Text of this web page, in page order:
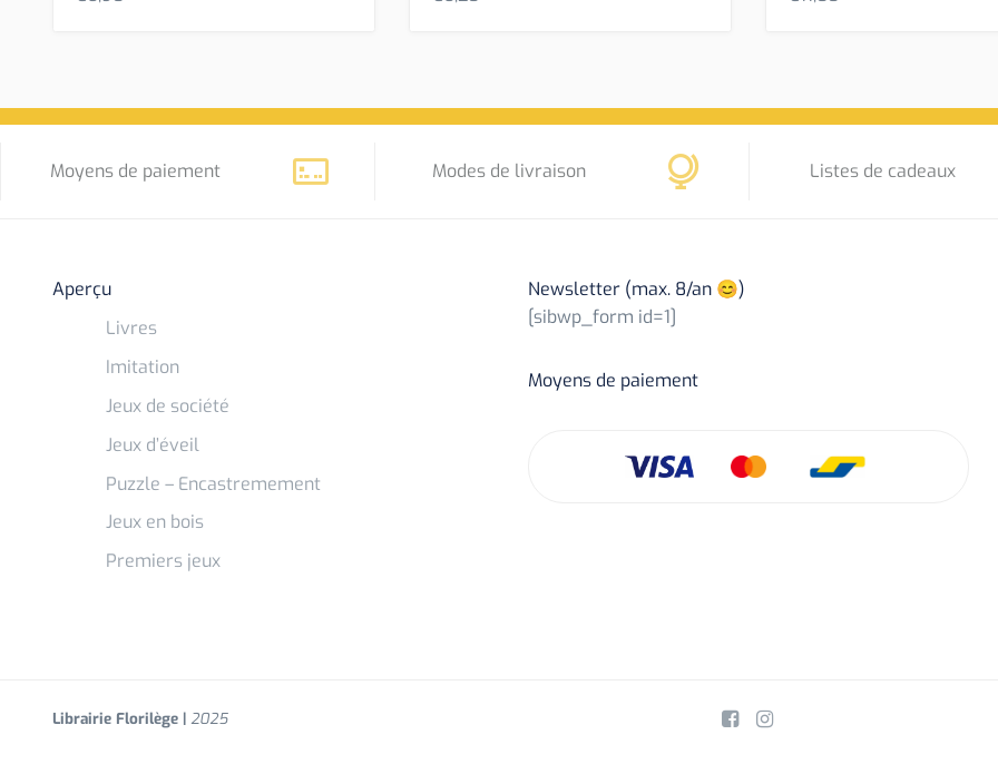
Moyens de paiement Modes de livraison Listes de cadeaux
Aperçu
Livres
Imitation
Jeux de société
Jeux d’éveil
Puzzle – Encastremement
Jeux en bois
Premiers jeux
Newsletter (max. 8/an 😊)
[sibwp_form id=1]
Moyens de paiement
Librairie Florilège | 2025